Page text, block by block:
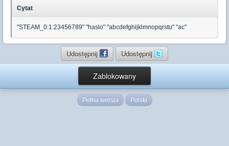
Cytat
"STEAM_0:1:23456789" "haslo" "abcdefghijklmnopqrstu" "ac"
Udostępnij Udostępnij
Zablokowany
Pełna wersja Polski